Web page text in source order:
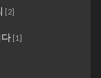
[2]
[1]